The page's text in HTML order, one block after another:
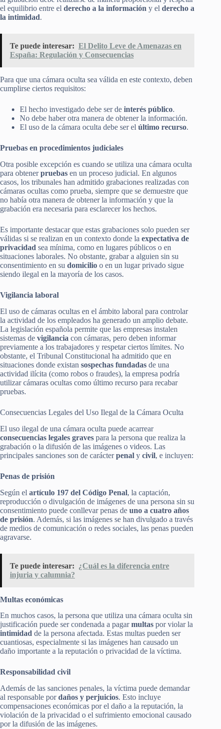
el equilibrio entre el derecho a la información y el derecho a
la intimidad.
Te puede interesar: El Delito Leve de Amenazas en
España: Regulación y Consecuencias
Para que una cámara oculta sea válida en este contexto, deben
cumplirse ciertos requisitos:
El hecho investigado debe ser de interés público.
No debe haber otra manera de obtener la información.
El uso de la cámara oculta debe ser el último recurso.
Pruebas en procedimientos judiciales
Otra posible excepción es cuando se utiliza una cámara oculta
para obtenerpruebas en un proceso judicial. En algunos
casos, los tribunales han admitido grabaciones realizadas con
cámaras ocultas como prueba, siempre que se demuestre que
no había otra manera de obtener la información y que la
grabación era necesaria para esclarecer los hechos.
Es importante destacar que estas grabaciones solo pueden ser
válidas si se realizan en un contexto donde la expectativa de
privacidad sea mínima, como en lugares públicos o en
situaciones laborales. No obstante, grabar a alguien sin su
consentimiento en su domicilio o en un lugar privado sigue
siendo ilegal en la mayoría de los casos.
Vigilancia laboral
El uso de cámaras ocultas en el ámbito laboral para controlar
la actividad de los empleados ha generado un amplio debate.
La legislación española permite que las empresas instalen
sistemas de vigilancia con cámaras, pero deben informar
previamente a los trabajadores y respetar ciertos límites. No
obstante, el Tribunal Constitucional ha admitido que en
situaciones donde existan sospechas fundadas de una
actividad ilícita (como robos o fraudes), la empresa podría
utilizar cámaras ocultas como último recurso para recabar
pruebas.
Consecuencias Legales del Uso Ilegal de la Cámara Oculta
El uso ilegal de una cámara oculta puede acarrear
consecuencias legales graves para la persona que realiza la
grabación o la difusión de las imágenes o videos. Las
principales sanciones son de carácterpenal y civil, e incluyen:
Penas de prisión
Según el artículo 197 del Código Penal, la captación,
reproducción o divulgación de imágenes de una persona sin su
consentimiento puede conllevar penas de uno a cuatro años
de prisión. Además, si las imágenes se han divulgado a través
de medios de comunicación o redes sociales, las penas pueden
agravarse.
Te puede interesar: ¿Cuál es la diferencia entre
injuria y calumnia?
Multas económicas
En muchos casos, la persona que utiliza una cámara oculta sin
justificación puede ser condenada a pagarmultas por violar la
intimidad de la persona afectada. Estas multas pueden ser
cuantiosas, especialmente si las imágenes han causado un
daño importante a la reputación o privacidad de la víctima.
Responsabilidad civil
Además de las sanciones penales, la víctima puede demandar
al responsable pordaños y perjuicios. Esto incluye
compensaciones económicas por el daño a la reputación, la
violación de la privacidad o el sufrimiento emocional causado
por la difusión de las imágenes.